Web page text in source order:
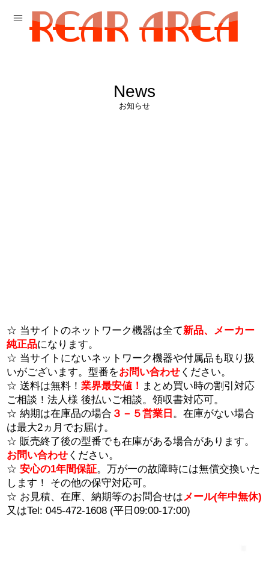
News
お知らせ
☆ 当サイトのネットワーク機器は全て新品、メーカー
純正品になります。
☆ 当サイトにないネットワーク機器や付属品も取り扱
いがございます。型番をお問い合わせください。
☆ 送料は無料！ 業界最安値！ まとめ買い時の割引対応
ご相談！法人様 後払いご相談。領収書対応可。
☆ 納期は在庫品の場合 ３－５営業日 。在庫がない場合
は最大2ヵ月でお届け。
☆ 販売終了後の型番でも在庫がある場合があります。
お問い合わせください。
☆ 安心の1年間保証。万が一の故障時には無償交換いた
します！ その他の保守対応可。
☆ お見積、在庫、納期等のお問合せはメール(年中無休)
又はTel: 045-472-1608 (平日09:00-17:00)